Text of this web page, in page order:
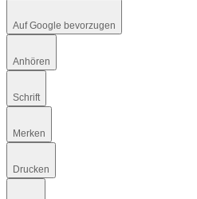
Auf Google bevorzugen
Anhören
Schrift
Merken
Drucken